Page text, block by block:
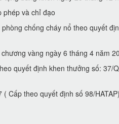
và chỉ đạo
chống cháy nổ theo quyết
vàng ngày 6 tháng 4 năm
quyết định khen thưởng số: 37/
Cấp theo quyết định số 98/